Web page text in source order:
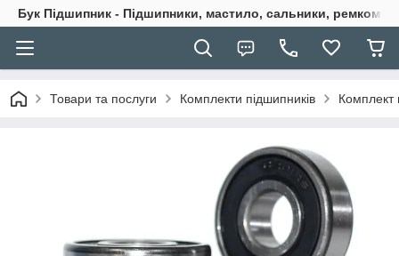
Бук Підшипник - Підшипники, мастило, сальники,
Товари та послуги Комплекти підшипників Комплект